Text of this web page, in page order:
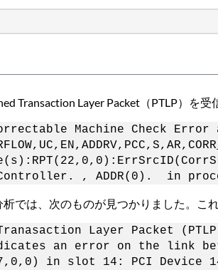
Transaction Layer Packet（PTLP）を
Machine Check Error
, ADDR(0). in
では、次のものが見つかりました。こ
Layer Packet
an error on the link
in slot 14: PCI Device